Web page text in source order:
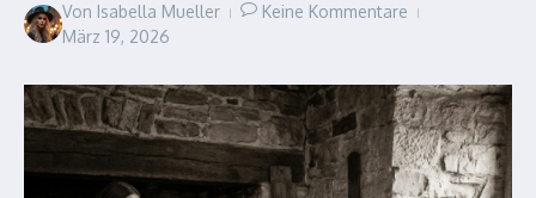
Von Isabella Mueller
Keine Kommentare
März 19, 2026